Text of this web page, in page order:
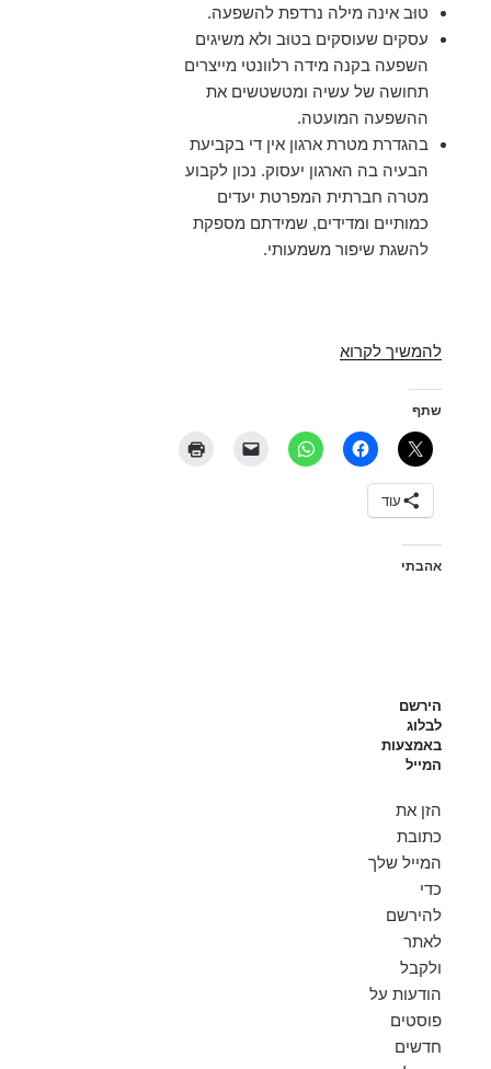
טוּב אינה מילה נרדפת להשפעה.
עסקים שעוסקים בטוּב ולא משיגים
השפעה בקנה מידה רלוונטי מייצרים
תחושה של עשיה ומטשטשים את
ההשפעה המועטה.
בהגדרת מטרת ארגון אין די בקביעת
הבעיה בה הארגון יעסוק. נכון לקבוע
מטרה חברתית המפרטת יעדים
כמותיים ומדידים, שמידתם מספקת
להשגת שיפור משמעותי.
להמשיך לקרוא
האמנם
שורת
שתף
עוד
אהבתי
הירשם
לבלוג
באמצעות
המייל
הזן את
כתובת
המייל שלך
כדי
להירשם
לאתר
ולקבל
הודעות על
פוסטים
חדשים